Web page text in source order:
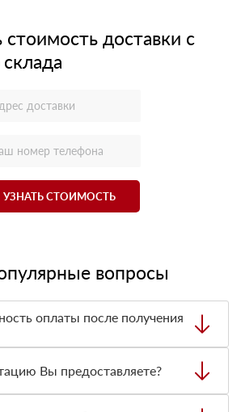
стоимость доставки с
УЗНАТЬ СТОИМОСТЬ
вопросы
оплаты после получения
товара. При этом, если
был ненадлежащего качества, то
Вы предоставляете?